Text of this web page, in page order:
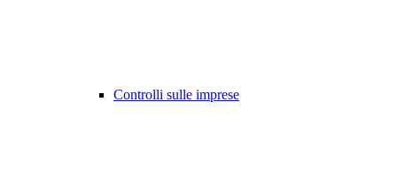
Controlli sulle imprese